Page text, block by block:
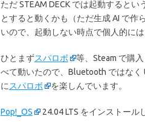
ただ STEAM DECK では起動すると
とすると動くかも（ただ生成 AI で
いので、起動しない時点で個人的に
ひとまずスパロボ
等、Steam で購
べて動いたので、Bluetooth ではなく
に スパロボ を楽しんでいます。
Pop!_OS 24.04 LTS をインストール